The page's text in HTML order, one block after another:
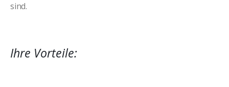
sind.
Ihre Vorteile: